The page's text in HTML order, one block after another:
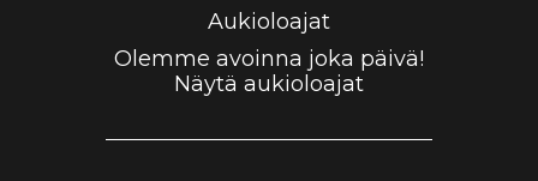
a
g
r
a
b
o
k
d
v
i
Aukioloajat
Olemme avoinna joka päivä!
Näytä aukioloajat